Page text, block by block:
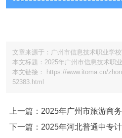
文章来源于：广州市信息技术职业学
本文标题：2025年广州市信息技术职
本文链接： https://www.itoma.cn/
52383.html
上一篇：2025年广州市旅游商
下一篇：2025年河北普通中专